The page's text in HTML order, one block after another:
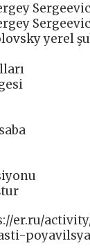
yerel
er.ru/